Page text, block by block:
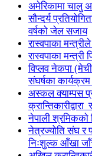
अमेरिकामा चालु
सौन्दर्य
वर्षको जेल सजाय
रास्वपाका
रास्वपाका मन्त्री
विप्लव नेकपा (मेची
संघर्षका
अस्कल क्याम्पस
नेपाली श्रमिकको
नेत्रज्योति संघ र
निःशुल्क आँखा